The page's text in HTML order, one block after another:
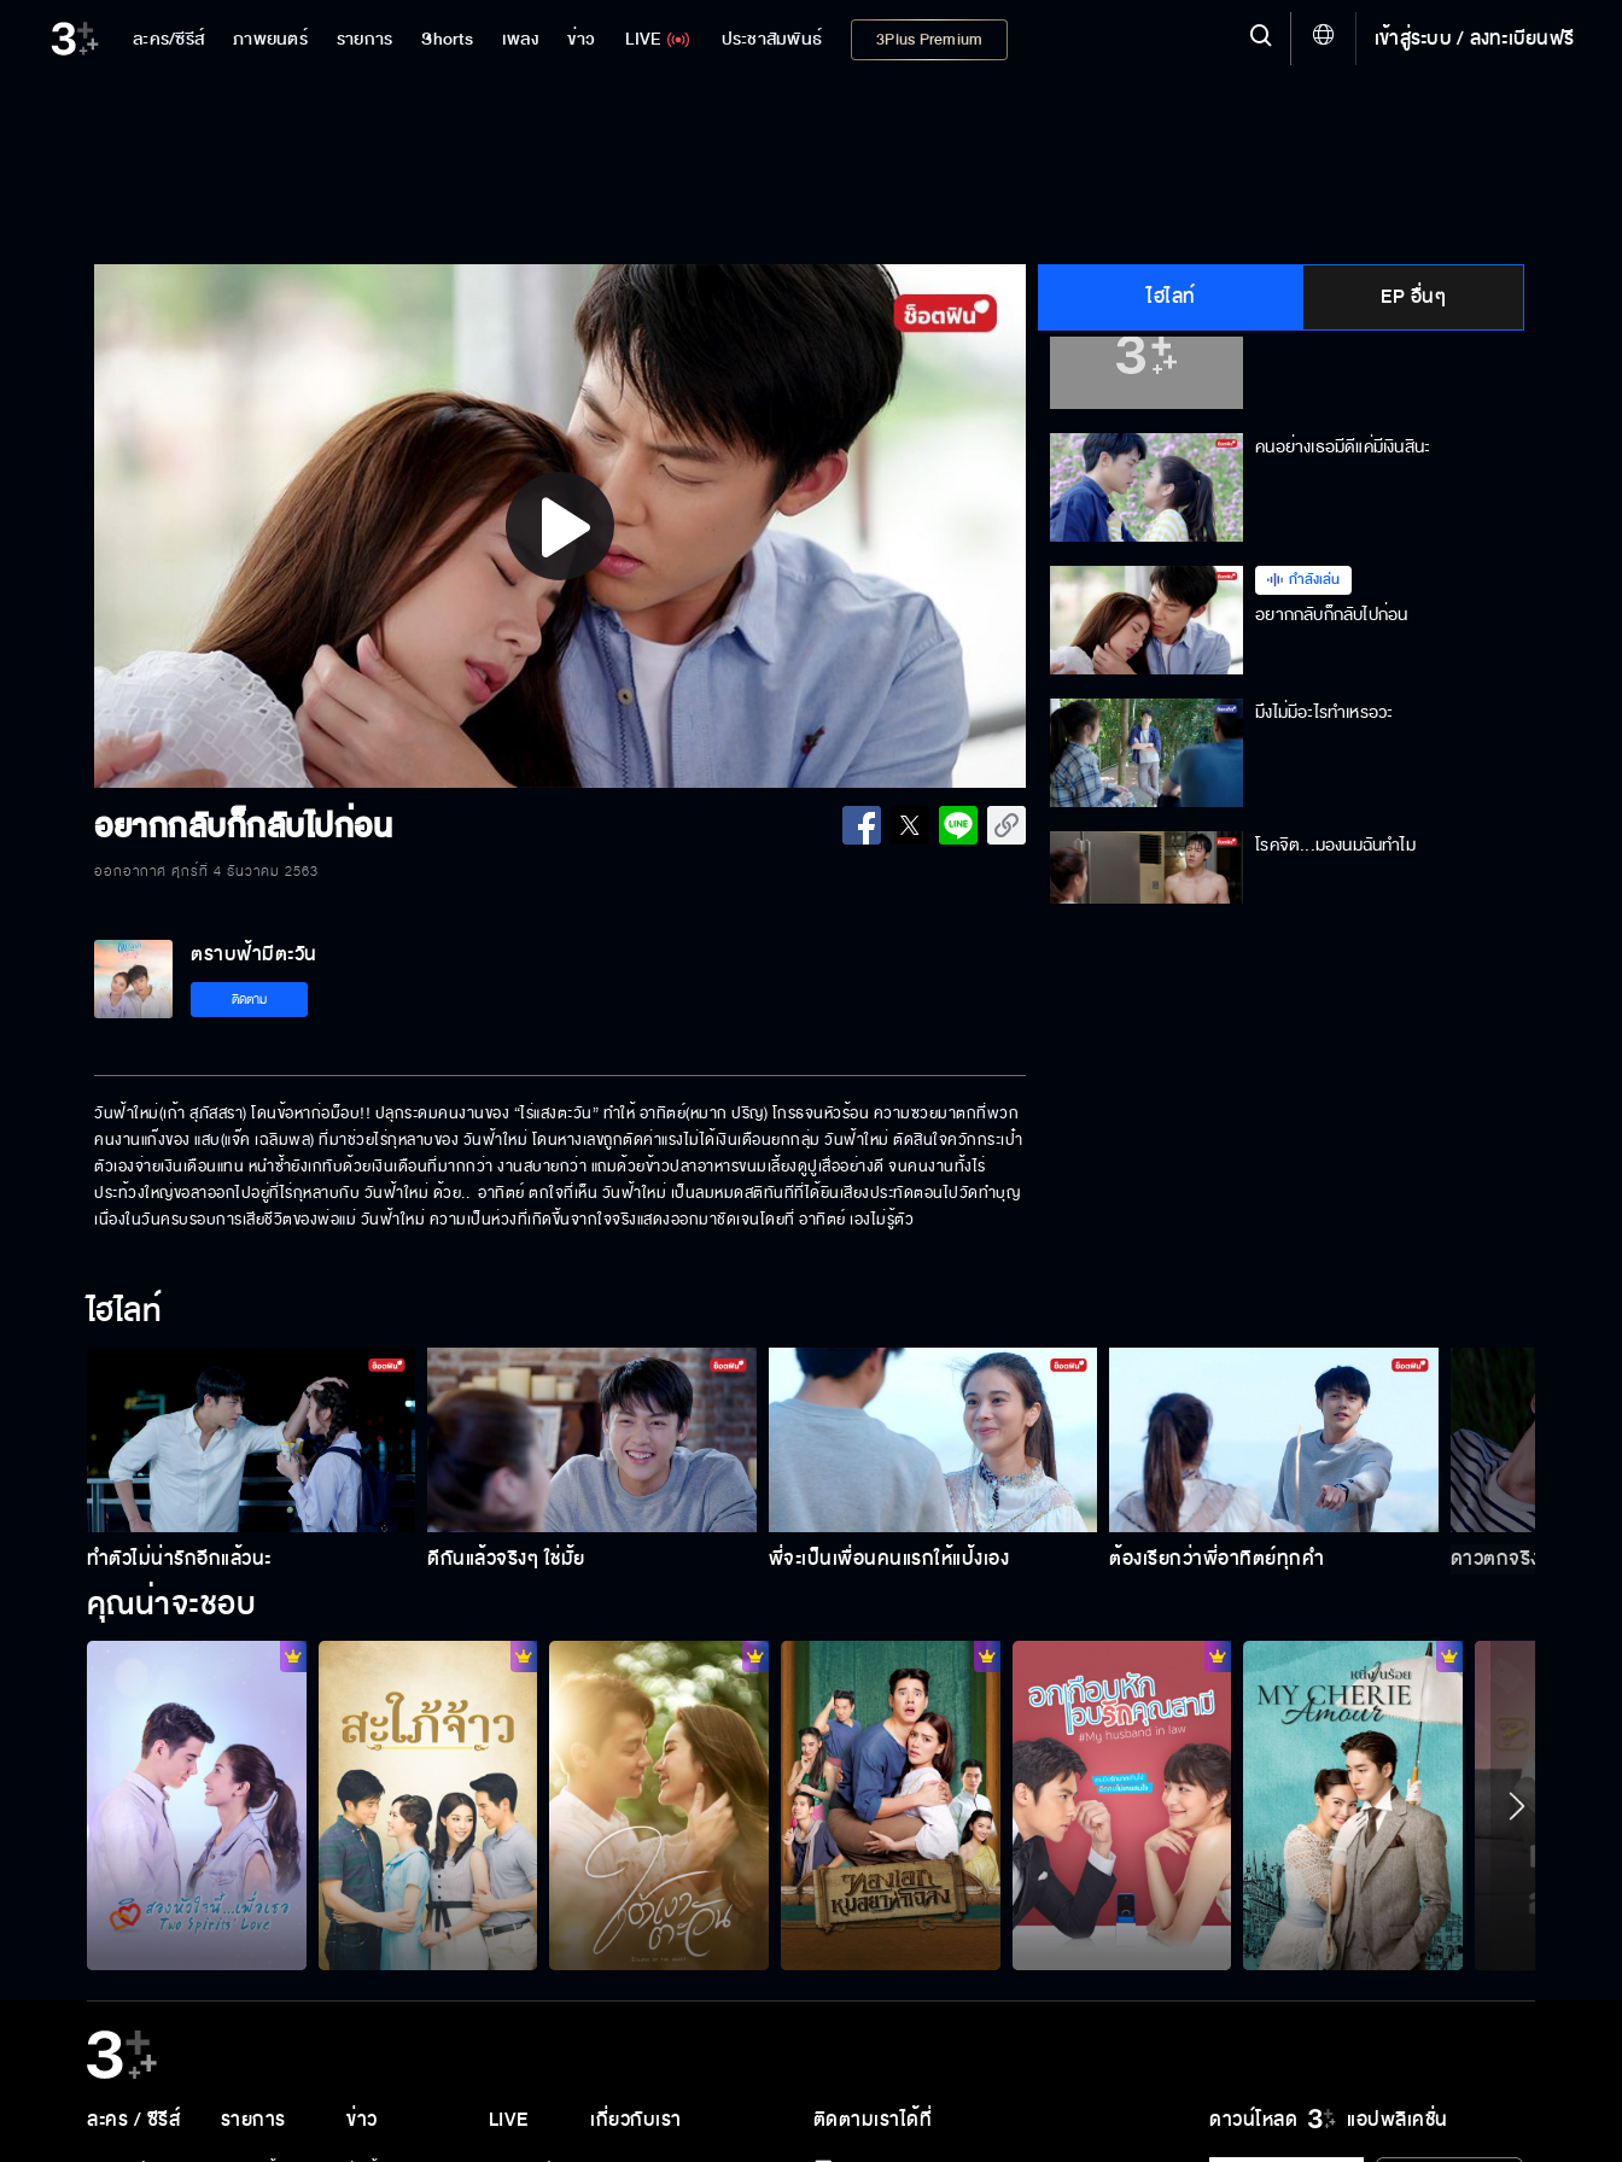
ละคร/ซีรีส์ ภาพยนตร์ รายการ Shorts เพลง ข่าว LIVE ประชาสัมพันธ์ 3Plus Premium เข้าสู่ระบบ / ลงทะเบียนฟรี
Play
Video
อยากกลับก็กลับไปก่อน
ออกอากาศ ศุกร์ที่ 4 ธันวาคม 2563
ไฮไลท์ EP อื่นๆ
เผลอไม่ได้เลยนะ...ลวนลามตลอด
คนอย่างเธอมีดีแค่มีเงินสินะ
กำลังเล่น
อยากกลับก็กลับไปก่อน
มึงไม่มีอะไรทำเหรอวะ
โรคจิต...มองนมฉันทำไม
เธอได้ตายคามือฉันแน่
สันดานเปลี่ยนไม่ได้
เธอจะชดใช้ยังไง
ฉันไม่เอาทำเมีย…จำไว้เลย
ผมไม่ได้ทำอะไรแป้ง
ตราบฟ้ามีตะวัน
ติดตาม
วันฟ้าใหม่(เก้า สุภัสสรา) โดนข้อหาก่อม็อบ!! ปลุกระดมคนงานของ “ไร่แสงตะวัน” ทำให้ อาทิตย์(หมาก ปริญ) โกรธจนหัวร้อน ความซวยมาตกที่พวก
คนงานแก๊งของ แสบ(แจ๊ค เฉลิมพล) ที่มาช่วยไร่กุหลาบของ วันฟ้าใหม่ โดนหางเลขถูกตัดค่าแรงไม่ได้เงินเดือนยกกลุ่ม วันฟ้าใหม่ ตัดสินใจควักกระเป๋า
ตัวเองจ่ายเงินเดือนแทน หนำซ้ำยังเกทับด้วยเงินเดือนที่มากกว่า งานสบายกว่า แถมด้วยข้าวปลาอาหารขนมเลี้ยงดูปูเสื่ออย่างดี จนคนงานทั้งไร่
ประท้วงใหญ่ขอลาออกไปอยู่ที่ไร่กุหลาบกับ วันฟ้าใหม่ ด้วย..  อาทิตย์ ตกใจที่เห็น วันฟ้าใหม่ เป็นลมหมดสติทันทีที่ได้ยินเสียงประทัดตอนไปวัดทำบุญ
เนื่องในวันครบรอบการเสียชีวิตของพ่อแม่ วันฟ้าใหม่ ความเป็นห่วงที่เกิดขึ้นจากใจจริงแสดงออกมาชัดเจนโดยที่ อาทิตย์ เองไม่รู้ตัว
ไฮไลท์
ทำตัวไม่น่ารักอีกแล้วนะ ดีกันแล้วจริงๆ ใช่มั้ย พี่จะเป็นเพื่อนคนแรกให้แป้งเอง ต้องเรียกว่าพี่อาทิตย์ทุกคำ ดาวตกจริงๆ ด้วย อ
คุณน่าจะชอบ
ดาวน์โหลด แอปพลิเคชั่น
ละคร / ซีรีส์ รายการ ข่าว LIVE เกี่ยวกับเรา ติดตามเราได้ที่